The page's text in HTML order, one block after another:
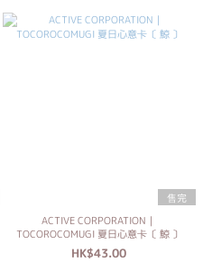
售完
ACTIVE CORPORATION｜
TOCOROCOMUGI 夏日心意卡〔 鯨 〕
HK$43.00